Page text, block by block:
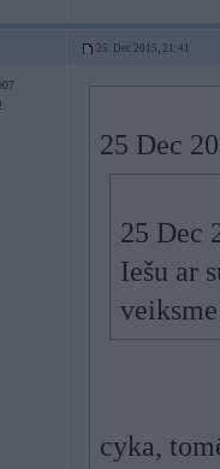
25. Dec 2015, 21:41
25 Dec
25 Dec
Iešu ar
cyka,